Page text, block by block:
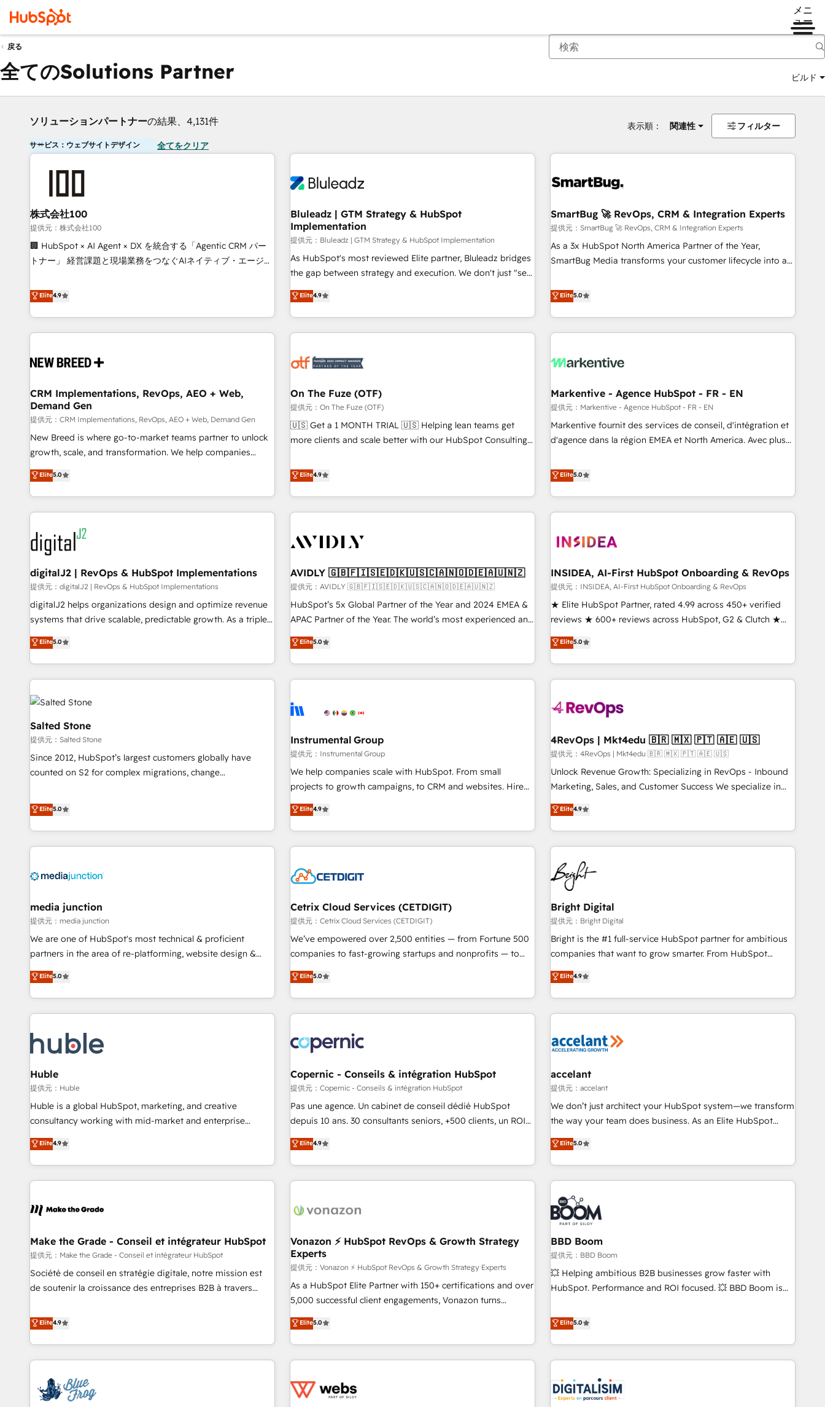
メニ
ュー
戻る
全てのSolutions Partner ビルド
ソリューションパートナーの結果、4,131件 表示順： 関連性 フィルター
サービス：ウェブサイトデザイン 全てをクリア
株式会社100
提供元：株式会社100
🏢 HubSpot × AI Agent × DX を統合する「Agentic CRM パー
トナー」 経営課題と現場業務をつなぐAIネイティブ・エージェ
再設計します。 💡 100inc は何をする会社か？ HubSpotを共
通基盤に、AIエージェントを組み込んだ顧客フロント業務（マ
ーケティング・営業・CS）を組織全体で設計・実装する日本の
AIネイティブ・エージェンシーです。事業部・グループ会社・
CRMを軸とした全社共通基盤に再構築します。意思決定者・
顧客データの一元化から、GTMの見える化・自動化まで。全
Hub統合運用、データ品質設計、グループ横断のCRM統合に対
応します。 2️⃣ AIエージェント組織構築 営業・マーケティング
業務の一部をAIが自律実行する組織への移行を設計・実装。
Breeze・Claude等をHubSpotと連携させ、役割定義・運用ル
ール・成果指標まで含めて設計します。 3️⃣ 全社DX × AI推進の
PMO伴走支援 複数部門をまたぐDX×AI変革を、構想から実装・
定着までPMOとして主導。「設定の代行ではなく、設計の責
任」を引き受け、部門横断の統合・浸透・変革管理を実行しま
した情報設計・導線設計・テンプレート設計をContent Hubで
一体提供。 ▸ 既存CRM・MAからの移行支援：Salesforce・
Marketo・Pardot等からの移行、カスタム設計、履歴データ移
行と活用設計まで。 ▸ AEO対応：ChatGPT・Perplexity等のAI
検索からの流入・引用を前提にコンテンツとサイト構造を最適
化。 🏆 なぜ100incを選ぶのか？ ✓ HubSpot Eliteパートナー
ISO27001:2022 / ISO9001:2015 取得 ✓ 400社以上の導入実績
✓ HubSpot大百科 出版 CRM・AI活用に関するご相談、現状整
Elite4.9
Bluleadz | GTM Strategy & HubSpot
Implementation
提供元：Bluleadz | GTM Strategy & HubSpot Implementation
As HubSpot's most reviewed Elite partner, Bluleadz bridges
the gap between strategy and execution. We don't just "set
up tools" — we install the GTM Operating System (GTM OS)
to align your leadership and engineer a portal that drives
predictable revenue velocity. 🚀 GTM Strategy & Alignment
Workshops & Sprints: Identify "Valleys of Death" stalling
mess." ⚙️ Elite Engineering & AI Scalable Architecture: Zero-
HubSpot Accreditations. AI-Powered RevOps: Breeze AI,
custom AI agents, and high-integrity migrations for total
reporting clarity. Security & Compliance: SOC 2 Type II and
HIPAA attested for enterprise-grade data security. 🏆 Why
Elite4.9
SmartBug 🚀 RevOps, CRM & Integration Experts
提供元：SmartBug 🚀 RevOps, CRM & Integration Experts
As a 3x HubSpot North America Partner of the Year,
SmartBug Media transforms your customer lifecycle into a
divisions Globalia (AI & Software) and Point Success Media
(Paid Media), making this the official home for all three
brands. 🔄 Implementation & Integration - Seamless
migrations and system integrations powered by Globalia’s
to drive platform adoption. 📈 Revenue Generation - Full-
Point Success Media. - Expert deployment of Breeze AI and
custom agents to automate growth. 🏆 Elite Excellence - 8
platform accreditations and deep HIPAA-compliance
expertise. - A team of 250+ experts dedicated to your
Elite5.0
CRM Implementations, RevOps, AEO + Web,
Demand Gen
提供元：CRM Implementations, RevOps, AEO + Web, Demand Gen
New Breed is where go-to-market teams partner to unlock
growth, scale, and transformation. We help companies
activate HubSpot’s AI-powered customer platform and
operationalize HubSpot’s Loop Marketing framework
through expert-led services, smart agents, and purpose-
built apps, tailored to your business. Together, we unlock
results, fast. ⚙️CRM & RevOps: Align all Hubs to your buyer
journey for clean data, scalability, & reporting. 🎯Demand
Gen & ABM: Drive pipeline with inbound, ABM, AEO, SEO, &
paid media. 👩‍💻Web Design: Build high-performing
websites with UX, messaging, & conversion strategy that
drive results. 🤖AI Strategy: Activate Breeze Agents,
configure HubSpot AI, & maximize AEO with tailored AI
integrations, hosting, & maintenance.
Elite5.0
On The Fuze (OTF)
提供元：On The Fuze (OTF)
🇺🇸 Get a 1 MONTH TRIAL 🇺🇸 Helping lean teams get
more clients and scale better with our HubSpot Consulting
help lean, growing companies: - Win more business -
Reduce no-shows - Improve lead & deal conversion rates -
Scale with less headcount ...by using HubSpot's full
capabilities. 🤓 What do you get? 🤓 Our client's are too
Personal Consultant + Tech Team to handle the heavy lifting
practices and 'don't know what you don't know'
recommendations to maximize conversions! OTF is an Elite
Partner (top 1% of 6,500+ Partners) and was named 2023
HubSpot Partner of the Year 💥 Trusted by 2,500+
using HubSpot (the right way). ⭐️ Here's more info:
www.onthefuze.com/hubspot-admin Contact us to learn
Elite4.9
Markentive - Agence HubSpot - FR - EN
提供元：Markentive - Agence HubSpot - FR - EN
Markentive fournit des services de conseil, d'intégration et
d'agence dans la région EMEA et North America. Avec plus
CRM et webdesign. Markentive is both a consulting firm, a
digital agency and an integrator. With over 115 experts in
marketing automation, growth, revops, CRM and webdesign
(We focus on EMEA - USA customers).
Elite5.0
digitalJ2 | RevOps & HubSpot Implementations
提供元：digitalJ2 | RevOps & HubSpot Implementations
digitalJ2 helps organizations design and optimize revenue
systems that drive scalable, predictable growth. As a triple-
accredited HubSpot Solutions Partner, we specialize in both
strategic RevOps planning and hands-on technical
execution - building the operational foundation companies
need to thrive. Industries we specialize in: - Manufacturing -
Healthcare - Financial Services - Managed IT (MSP) -
Franchises - Professional Services - And more! How we
help: ✔️ Full HubSpot implementations and portal
optimization ✔️ Data migrations, CRM architecture, and
reporting foundations ✔️ Custom integrations and workflow
automation ✔️ User adoption programs, training, and
through the revenue maturity model - delivering the right
improvements at the right time so operations evolve
Elite5.0
AVIDLY 🇬🇧🇫🇮🇸🇪🇩🇰🇺🇸🇨🇦🇳🇴🇩🇪🇦🇺🇳🇿
提供元：AVIDLY 🇬🇧🇫🇮🇸🇪🇩🇰🇺🇸🇨🇦🇳🇴🇩🇪🇦🇺🇳🇿
HubSpot’s 5x Global Partner of the Year and 2024 EMEA &
APAC Partner of the Year. The world’s most experienced and
fully accredited HubSpot Solutions Partner. 🚀 With 2,750+
HubSpot projects delivered and 370+ specialists across
EMEA, APAC and NAM, we de-risk complex CRM
programmes and accelerate ROI across every HubSpot
automation, we turn complexity into clarity, human at global
future.” Others agree it is proof of trust built through
measurable impact.
Elite5.0
INSIDEA, AI-First HubSpot Onboarding & RevOps
提供元：INSIDEA, AI-First HubSpot Onboarding & RevOps
★ Elite HubSpot Partner, rated 4.99 across 450+ verified
reviews ★ 600+ reviews across HubSpot, G2 & Clutch ★
150+ in-house HubSpot-certified experts ★ 1,500+
implementations across 25+ countries ★ AI-first, RevOps-
led, onboarding-obsessed INSIDEA helps growing
companies turn HubSpot into a revenue engine. We
powered workflows that drive adoption from week one, in
with workflows built around your business, not a template.
➤ Migration: Move from any legacy CRM. Zero downtime,
full data integrity. ➤ Implementation: Configure HubSpot to
run your revenue process. Sales, marketing, and service
custom agents, and APIs to remove manual work. ➤
Ongoing Management: Monthly tune-ups, feature rollouts,
Elite5.0
Salted Stone
提供元：Salted Stone
Since 2012, HubSpot’s largest customers globally have
counted on S2 for complex migrations, change
that deliver measurable impact and transform brand
experiences As one of the few full-service creative agencies
in the HubSpot ecosystem, we blend strategy, technology,
& award-winning design to build scalable, globally
campaigns, & RevOps frameworks that fuel long-term
seamless integrations, ensure long-term adoption with
change-management programs, and align marketing, sales,
and service to drive sustainable growth With 6 key
HubSpot accreditations and experience across hundreds of
one of our globally integrated teams has worked with
clients just like you Let’s explore whether S2 is the partner
Elite5.0
Instrumental Group
提供元：Instrumental Group
We help companies scale with HubSpot. From small
projects to growth campaigns, to CRM and websites. Hire
an agency that's experienced in every inch of HubSpot and
willing to work hand-in-hand with your team to simplify the
complex and build a better experience for your team and
customers.
Elite4.9
4RevOps | Mkt4edu 🇧🇷 🇲🇽 🇵🇹 🇦🇪 🇺🇸
提供元：4RevOps | Mkt4edu 🇧🇷 🇲🇽 🇵🇹 🇦🇪 🇺🇸
Unlock Revenue Growth: Specializing in RevOps - Inbound
Marketing, Sales, and Customer Success We specialize in
driving revenue growth for companies across industries
through tailored marketing, sales, and customer success
strategies, utilizing RevOps methodologies. As Latin
America's largest HubSpot partner and a global leader in
education market, we offer unparalleled insights. Operating
in five countries—Brazil, UAE (Abu Dhabi/Dubai/Sharjah),
Mexico, USA, and Portugal—we've executed over a hundred
successful operations. Our approach, rooted in RevOps
principles, integrates analysis, training, planning, and
qualification. Leveraging technology, data analytics, CRM
optimization, and inbound marketing tactics, we focus on
us to unlock your business's full potential and achieve
sustained growth in today's competitive market.
Elite4.9
media junction
提供元：media junction
We are one of HubSpot's most technical & proficient
partners in the area of re-platforming, website design &
development. We specialize in multi-hub implementations
for mid-market & enterprise companies. We are woman-
owned, powered by coffee, and we ❤️ dogs. We produce
award-winning work for our clients. 🏆2023 Technical
Award 🏆2022 Platform Migration Excellence Impact Award
🏆2020 Elite Solutions Partner 🏆2019 Integrations HubSpot
Impact Award 🏆2019 Marketing Enablement HubSpot
Impact Award 🏆2018 Website Design HubSpot Impact
Award 🏆2017 Website Design HubSpot Impact Award 🏆
2016 Growth-Driven Design Agency of the Year 🏆2016
Driven Design Agency of the Year 🏆2015 Became the 5th
Agency to reach Diamond 🏆2014 HubSpot COS
Became a HubSpot Partner 📆Founded in 1997
Elite5.0
Cetrix Cloud Services (CETDIGIT)
提供元：Cetrix Cloud Services (CETDIGIT)
We’ve empowered over 2,500 entities — from Fortune 500
companies to fast-growing startups and nonprofits — to
streamline operations, scale revenue, and unlock the full
potential of HubSpot. With deep technical and industry
expertise, we fuse automation, integration, and AI
innovation to deliver lasting impact. We specialize in: •
Onboarding for Sales, Service, Marketing & Content Hubs •
AI voice and chat agents, predictive automation, and smart
workflows • Salesforce + HubSpot integration • Website
design and CMS development • ERP integration: SAP,
NetSuite, Microsoft Dynamics, … • Data cleansing and CRM
migration from any platform • Client/member portals built
and complex integrations: SAM.gov, GovWin, QuickBooks,
PandaDoc, ClickUp, Shopify, Mapsly, WooCommerce,
Elite5.0
Bright Digital
提供元：Bright Digital
Bright is the #1 full-service HubSpot partner for ambitious
companies that want to grow smarter. From HubSpot
onboarding, to training, from developing a new website to
lead generation and digital marketing; we do it all (and with
great results)! In short, our services include: - HubSpot
consultancy: onboarding, training, data migration - HubSpot
Marketing & sales solutions: digital marketing, advertising,
and technology to improve customer experiences. With our
bright people, exciting ideas and can-do mentality, we
ensure revenue growth on a daily basis. So tell us your
challenge; our passionate and growth driven team of 100+
www.brightdigital.com
Elite4.9
Huble
提供元：Huble
Huble is a global HubSpot, marketing, and creative
consultancy working with mid-market and enterprise
businesses. We go beyond implementation, shaping the
strategy, processes, and teams that turn HubSpot into a
genuine growth engine. Named HubSpot's Global Partner of
the Year in 2024, consistently ranked among their top 5
ecosystem, Huble has built a track record that speaks for
offices and consulting teams in the UK, USA, Canada,
Germany, France, Belgium, Singapore, and South Africa.
Certified compliant with ISO/IEC 27001:2022 and ISO
9001:2015 across all seven international offices and 175+
Elite4.9
Copernic - Conseils & intégration HubSpot
提供元：Copernic - Conseils & intégration HubSpot
Pas une agence. Un cabinet de conseil dédié HubSpot
depuis 10 ans. 30 consultants seniors, +500 clients, un ROI
mesurable. Notre mission : faire de HubSpot un vrai levier
de performance pour votre organisation. Cela passe par la
compréhension de vos processus, la fiabilisation de vos
données et l'alignement de vos équipes — avant même
Intégration & paramétrage HubSpot - Migration CRM &
Marketing / Sales - Data, reporting & tableaux de bord -
Onboarding, audit & optimisation - Intégrations métiers
(ERP, téléphonie, e-commerce) - Formation &
accompagnement au changement Nous intervenons auprès
des PME, ETI et grandes entreprises en France et à
industrie, éducation, banque & assurance, transport &
logistique.
Elite4.9
accelant
提供元：accelant
We don’t just architect your HubSpot system—we transform
the way your team does business. As an Elite HubSpot
Solutions Partner, we specialize in creating tailored, end-to-
end CRM solutions that accelerate growth, improve
operational efficiency, and ensure faster time to value on
HubSpot. What sets us apart? Our people-centric approach.
From day one, our team takes the time to deeply
understand your unique needs, crafting custom strategies
that deliver impactful results. Our mission is to empower
you to unlock HubSpot’s full potential—faster. Through
expert training, unmatched responsiveness, and ongoing
support, we equip your team to adopt new systems with
confidence and achieve a unified, data-driven approach to
Elite5.0
Make the Grade - Conseil et intégrateur HubSpot
提供元：Make the Grade - Conseil et intégrateur HubSpot
Société de conseil en stratégie digitale, notre mission est
de soutenir la croissance des entreprises B2B à travers
développement des revenus auprès de vos comptes
existants. En France et à l'international, nous travaillons
avec des ETI ambitieuses, des grands groupes voulant aller
au-delà d’une simple transformation digitale et des startups
florissantes. Nos 3 grandes expertises sont : ➤ L’intégration
de CRM et de méthodologie RevOps pour aligner les
Elite4.9
Vonazon ⚡ HubSpot RevOps & Growth Strategy
Experts
提供元：Vonazon ⚡ HubSpot RevOps & Growth Strategy Experts
As a HubSpot Elite Partner with 150+ certifications and over
5,000 successful client engagements, Vonazon turns
marketing complexity into measurable, scalable growth.
From onboarding to enterprise-grade campaigns, our in-
house team builds scalable strategies that drive long-term
revenue. ⚙️ HubSpot Integration & Optimization • Seamless
migrations and data cleanups • Custom APIs and third-party
Elite5.0
BBD Boom
提供元：BBD Boom
💥 Helping ambitious B2B businesses grow faster with
HubSpot. Performance and ROI focused. 💥 BBD Boom is
We work with your teams to solve all your HubSpot
challenges and improve user adoption, sales process and
marketing results. Services 📚 Onboarding your team to
HubSpot for the first time 🔧 Designing and optimising your
HubSpot set-up for better results 🌐 Website design and
build using HubSpot 🔌 Integrating HubSpot with other
Elite5.0